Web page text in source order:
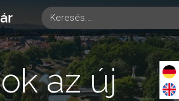
az új